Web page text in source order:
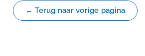
← Terug naar vorige pagina